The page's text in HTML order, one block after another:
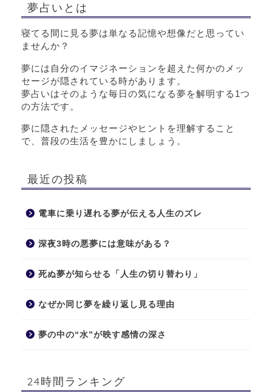
夢占いとは
寝てる間に見る夢は単なる記憶や想像だと思ってい
ませんか？
夢には自分のイマジネーションを超えた何かのメッ
セージが隠されている時があります。
夢占いはそのような毎日の気になる夢を解明する1つ
の方法です。
夢に隠されたメッセージやヒントを理解すること
で、普段の生活を豊かにしましょう。
最近の投稿
電車に乗り遅れる夢が伝える人生のズレ
深夜3時の悪夢には意味がある？
死ぬ夢が知らせる「人生の切り替わり」
なぜか同じ夢を繰り返し見る理由
夢の中の“水”が映す感情の深さ
24時間ランキング